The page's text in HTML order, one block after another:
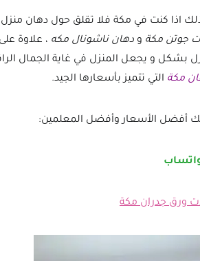
اذا كنت في مكة فلا تقلق حول دهان منزل
جوتن مكة و دهان ناشونال مكه ، علاوة
بشكل و يجعل المنزل في غاية الجمال
مكة التي تتميز بأسعارها الجيد.
أفضل الأسعار وأفضل المعلمين:
ورق جدران مكة